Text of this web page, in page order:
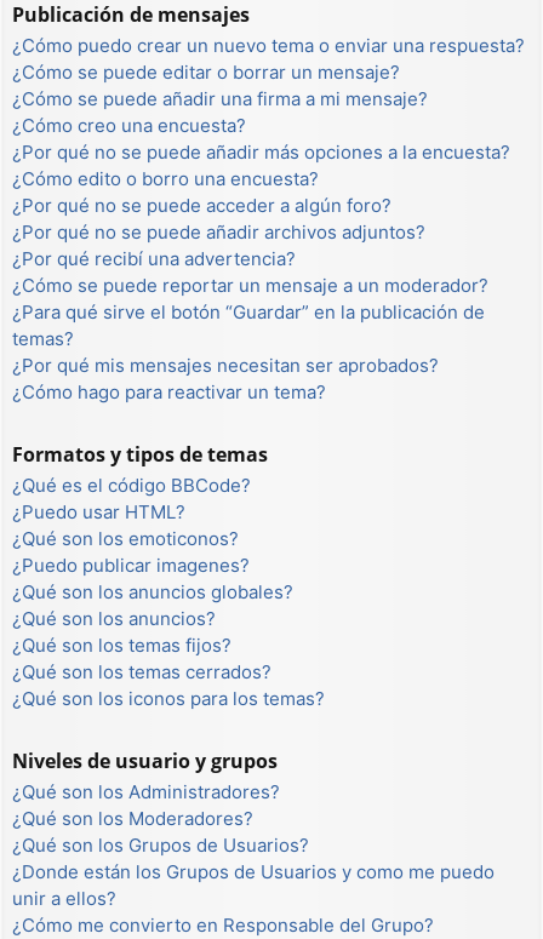
Publicación de mensajes
¿Cómo puedo crear un nuevo tema o enviar una respuesta?
¿Cómo se puede editar o borrar un mensaje?
¿Cómo se puede añadir una firma a mi mensaje?
¿Cómo creo una encuesta?
¿Por qué no se puede añadir más opciones a la encuesta?
¿Cómo edito o borro una encuesta?
¿Por qué no se puede acceder a algún foro?
¿Por qué no se puede añadir archivos adjuntos?
¿Por qué recibí una advertencia?
¿Cómo se puede reportar un mensaje a un moderador?
¿Para qué sirve el botón “Guardar” en la publicación de
temas?
¿Por qué mis mensajes necesitan ser aprobados?
¿Cómo hago para reactivar un tema?
Formatos y tipos de temas
¿Qué es el código BBCode?
¿Puedo usar HTML?
¿Qué son los emoticonos?
¿Puedo publicar imagenes?
¿Qué son los anuncios globales?
¿Qué son los anuncios?
¿Qué son los temas fijos?
¿Qué son los temas cerrados?
¿Qué son los iconos para los temas?
Niveles de usuario y grupos
¿Qué son los Administradores?
¿Qué son los Moderadores?
¿Qué son los Grupos de Usuarios?
¿Donde están los Grupos de Usuarios y como me puedo
unir a ellos?
¿Cómo me convierto en Responsable del Grupo?